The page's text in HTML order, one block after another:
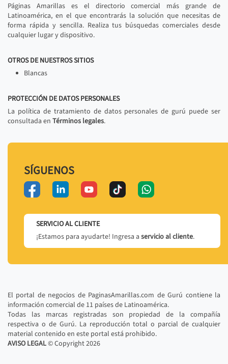
Páginas Amarillas es el directorio comercial más grande de
Latinoamérica, en el que encontrarás la solución que necesitas de
forma rápida y sencilla. Realiza tus búsquedas comerciales desde
cualquier lugar y dispositivo.
OTROS DE NUESTROS SITIOS
Blancas
PROTECCIÓN DE DATOS PERSONALES
La política de tratamiento de datos personales de gurú puede ser
consultada en Términos legales.
SÍGUENOS
SERVICIO AL CLIENTE
¡Estamos para ayudarte! Ingresa a servicio al cliente.
El portal de negocios de PaginasAmarillas.com de Gurú contiene la
información comercial de 11 países de Latinoamérica.
Todas las marcas registradas son propiedad de la compañía
respectiva o de Gurú. La reproducción total o parcial de cualquier
material contenido en este portal está prohibido.
AVISO LEGAL© Copyright2026